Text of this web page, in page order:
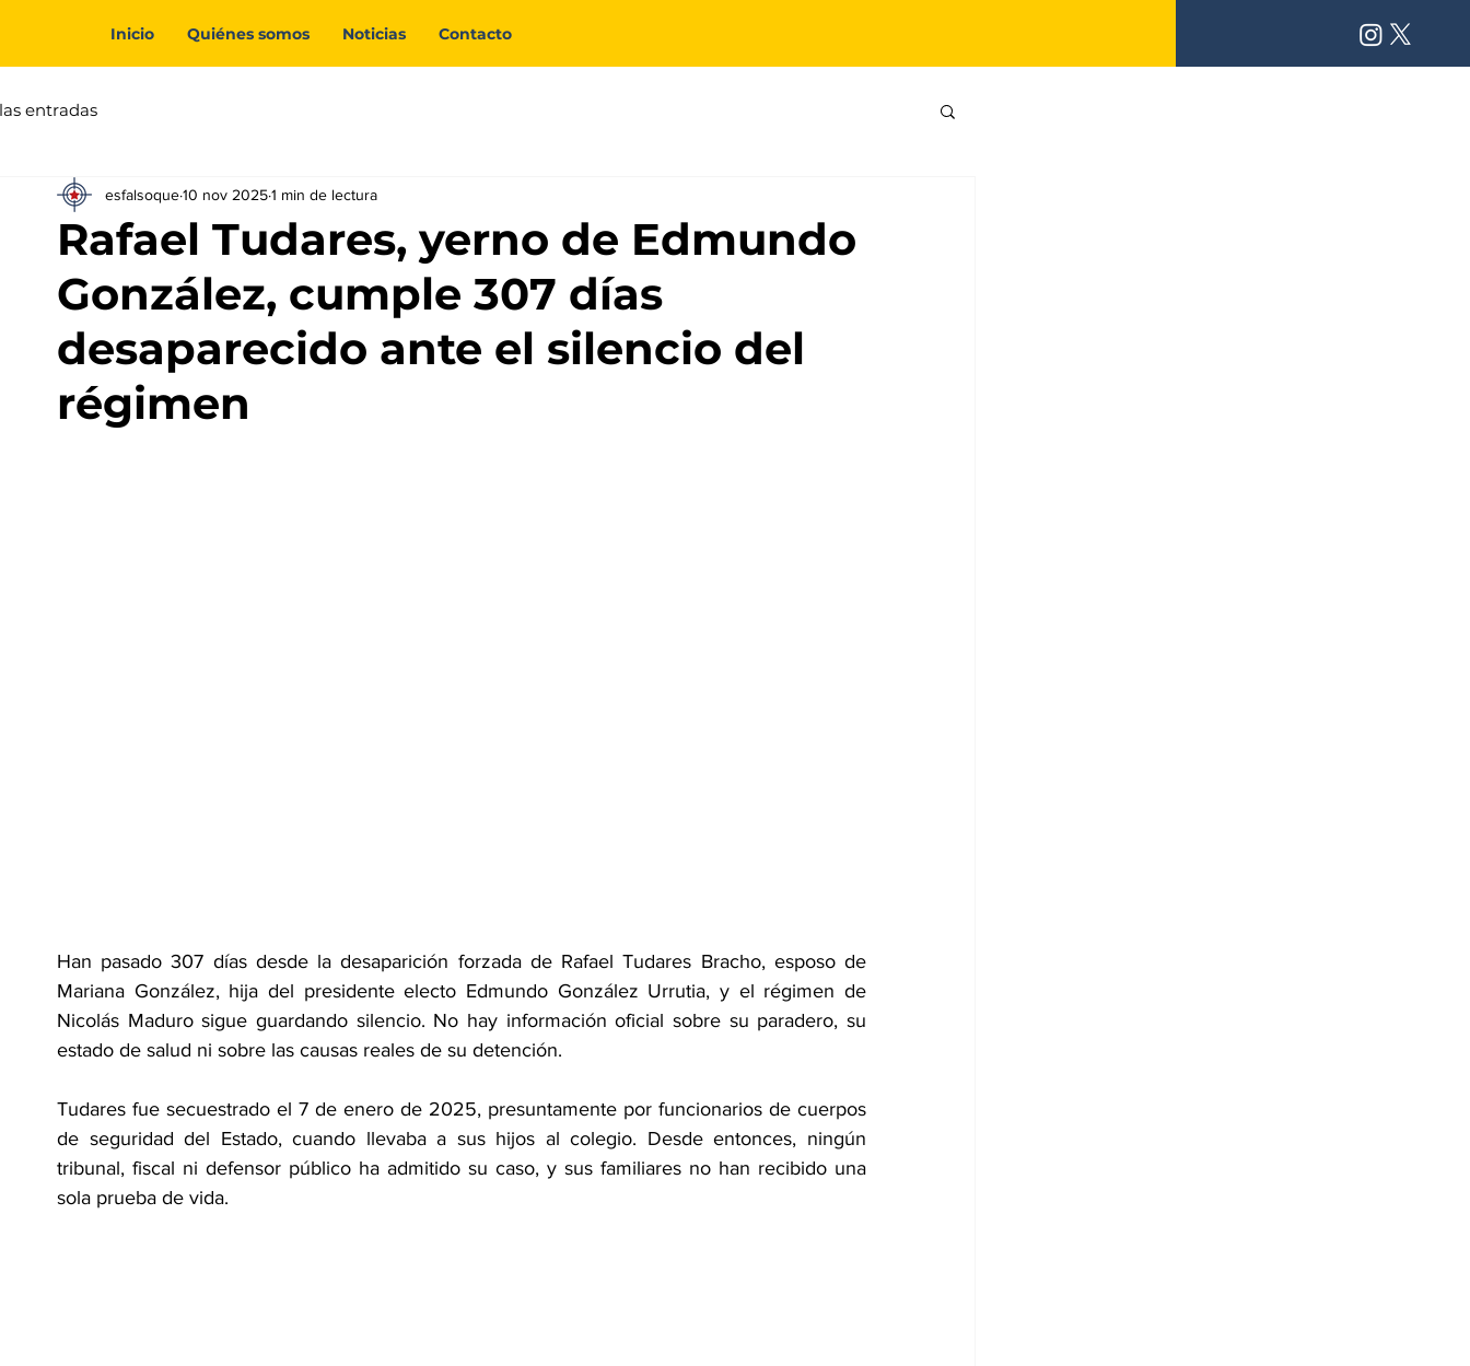
Inicio Quiénes somos Noticias Contacto
entradas
Rafael Tudares, yerno de Edmundo
González, cumple 307 días
desaparecido ante el silencio del
régimen
esfalsoque10 nov 20251 min de lectura
Han pasado 307 días desde la desaparición forzada de Rafael Tudares Bracho, esposo de
Mariana González, hija del presidente electo Edmundo González Urrutia, y el régimen de
Nicolás Maduro sigue guardando silencio. No hay información oficial sobre su paradero, su
estado de salud ni sobre las causas reales de su detención.
Tudares fue secuestrado el 7 de enero de 2025, presuntamente por funcionarios de cuerpos
de seguridad del Estado, cuando llevaba a sus hijos al colegio. Desde entonces, ningún
tribunal, fiscal ni defensor público ha admitido su caso, y sus familiares no han recibido una
sola prueba de vida.